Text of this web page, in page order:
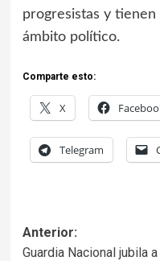
progresistas y tienen
ámbito político.
Comparte esto:
X
Telegram
Anterior:
Guardia Nacional jubila